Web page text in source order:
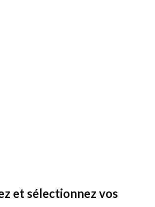
et sélectionnez vos